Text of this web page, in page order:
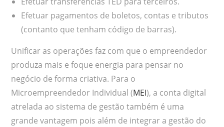
Efetuar pagamentos de boletos, contas e tributos
(contanto que tenham código de barras).
Unificar as operações faz com que o empreendedor
produza mais e foque energia para pensar no
negócio de forma criativa. Para o
Microempreendedor Individual (MEI), a conta digital
atrelada ao sistema de gestão também é uma
grande vantagem pois além de integrar a gestão do